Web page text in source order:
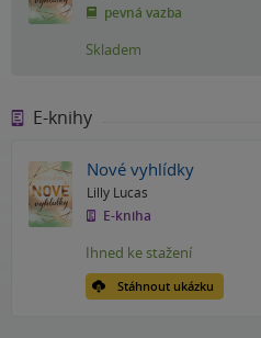
pevná vazba
Skladem
E-knihy
Nové vyhlídky
Lilly Lucas
E-kniha
Stáhnout ukázku
Ihned ke stažení